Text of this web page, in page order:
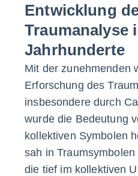
Entwicklung
Traumanalyse
Jahrhunderte
Mit der zunehmenden
Erforschung des
insbesondere durch
wurde die Bedeutung
kollektiven Symbolen
sah in
die tief im kollektiven